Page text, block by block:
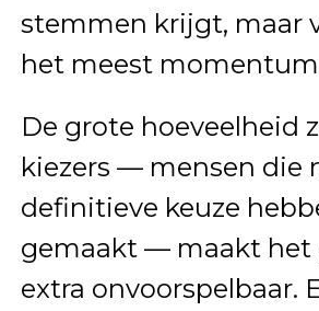
stemmen krijgt, maar
het meest
De grote hoeveelheid
kiezers — mensen die
definitieve keuze
gemaakt — maakt het
extra onvoorspelbaar.